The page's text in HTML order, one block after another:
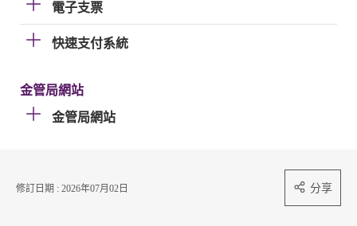
電子支票
快速支付系統
金管局網站
金管局網站
修訂日期 : 2026年07月02日 分享